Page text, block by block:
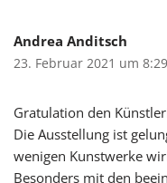
Andrea Anditsch
23. Februar 2021 um
Gratulation den
Die Ausstellung ist
wenigen Kunstwerke
Besonders mit den